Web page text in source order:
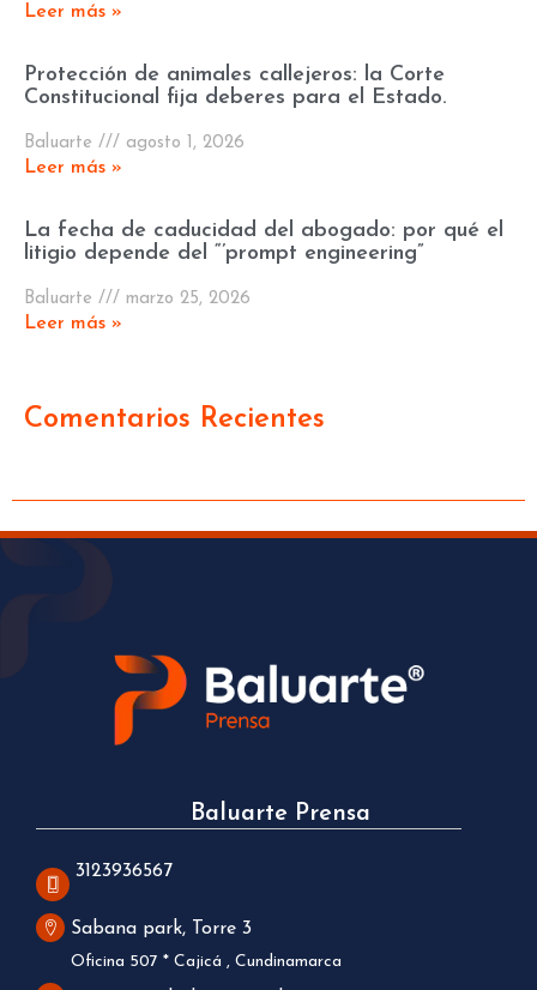
Leer más »
Protección de animales callejeros: la Corte
Constitucional fija deberes para el Estado.
Baluarte agosto 1, 2026
Leer más »
La fecha de caducidad del abogado: por qué el
litigio depende del “’prompt engineering”
Baluarte marzo 25, 2026
Leer más »
Comentarios Recientes
Baluarte Prensa
3123936567
Sabana park, Torre 3
Oficina 507 * Cajicá , Cundinamarca